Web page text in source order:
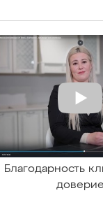
Благодарность
доверие